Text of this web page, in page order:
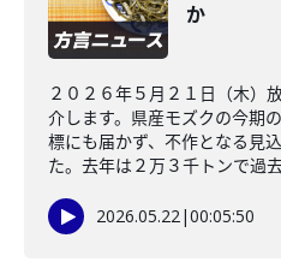
か
２０２６年５月２１日（木）
介します。県産モズクの今期
標にも届かず、不作となる見
た。去年は２万３千トンで過
2026.05.22|00:05:50